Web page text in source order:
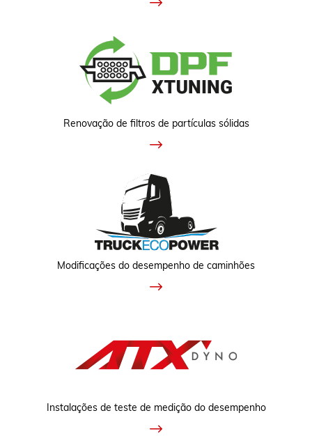
Renovação de filtros de partículas sólidas
Modificações do desempenho de caminhões
Instalações de teste de medição do desempenho